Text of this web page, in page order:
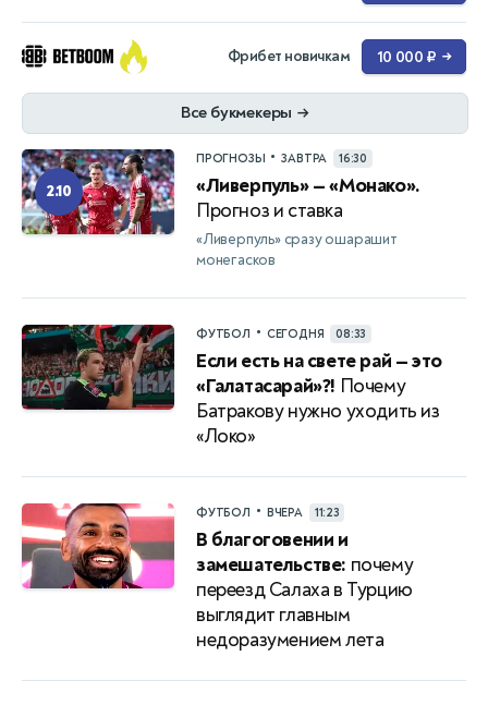
Фрибет новичкам 10 000 ₽ →
Все букмекеры →
2.10
ПРОГНОЗЫ • ЗАВТРА 16:30
«Ливерпуль» — «Монако».
Прогноз и ставка
«Ливерпуль» сразу ошарашит
монегасков
ФУТБОЛ • СЕГОДНЯ 08:33
Если есть на свете рай — это
«Галатасарай»?! Почему
Батракову нужно уходить из
«Локо»
ФУТБОЛ • ВЧЕРА 11:23
В благоговении и
замешательстве: почему
переезд Салаха в Турцию
выглядит главным
недоразумением лета